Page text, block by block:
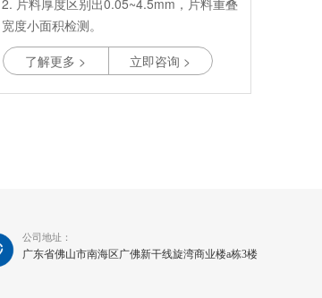
宽度小面积检测。
3. 高速检测度可达到1200次/分钟，响应时
间5毫秒，极速反应。
4. 采用全进口原配件，出厂前严格多重检
了解更多 > 立即咨询 >
公司地址：
广东省佛山市南海区广佛新干线旋湾商业楼a栋3楼